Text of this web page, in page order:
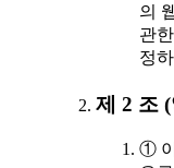
의
관
정
제 2 조
①